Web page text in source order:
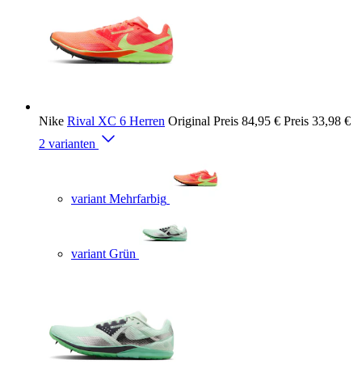
Nike Rival XC 6 Herren Original Preis 84,95 € Preis 33,98 €
2 varianten
variant Mehrfarbig
variant Grün